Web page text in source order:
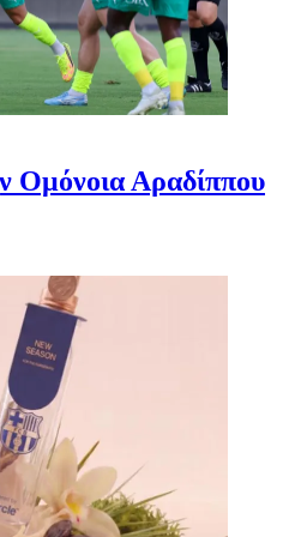
Ομόνοια Αραδίππου